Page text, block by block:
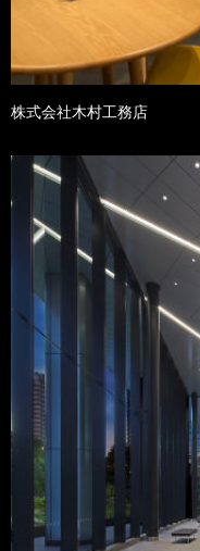
株式会社木村工務店